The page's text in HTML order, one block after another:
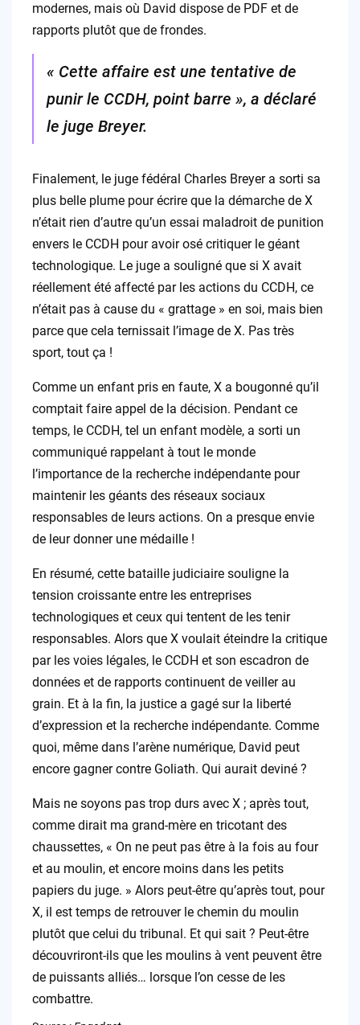
modernes, mais où David dispose de PDF et de
rapports plutôt que de frondes.
« Cette affaire est une tentative de
punir le CCDH, point barre », a déclaré
le juge Breyer.
Finalement, le juge fédéral Charles Breyer a sorti sa
plus belle plume pour écrire que la démarche de X
n’était rien d’autre qu’un essai maladroit de punition
envers le CCDH pour avoir osé critiquer le géant
technologique. Le juge a souligné que si X avait
réellement été affecté par les actions du CCDH, ce
n’était pas à cause du « grattage » en soi, mais bien
parce que cela ternissait l’image de X. Pas très
sport, tout ça !
Comme un enfant pris en faute, X a bougonné qu’il
comptait faire appel de la décision. Pendant ce
temps, le CCDH, tel un enfant modèle, a sorti un
communiqué rappelant à tout le monde
l’importance de la recherche indépendante pour
maintenir les géants des réseaux sociaux
responsables de leurs actions. On a presque envie
de leur donner une médaille !
En résumé, cette bataille judiciaire souligne la
tension croissante entre les entreprises
technologiques et ceux qui tentent de les tenir
responsables. Alors que X voulait éteindre la critique
par les voies légales, le CCDH et son escadron de
données et de rapports continuent de veiller au
grain. Et à la fin, la justice a gagé sur la liberté
d’expression et la recherche indépendante. Comme
quoi, même dans l’arène numérique, David peut
encore gagner contre Goliath. Qui aurait deviné ?
Mais ne soyons pas trop durs avec X ; après tout,
comme dirait ma grand-mère en tricotant des
chaussettes, « On ne peut pas être à la fois au four
et au moulin, et encore moins dans les petits
papiers du juge. » Alors peut-être qu’après tout, pour
X, il est temps de retrouver le chemin du moulin
plutôt que celui du tribunal. Et qui sait ? Peut-être
découvriront-ils que les moulins à vent peuvent être
de puissants alliés… lorsque l’on cesse de les
combattre.